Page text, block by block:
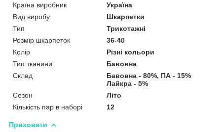
Країна виробник
Україна
Вид виробу
Шкарпетки
Тип
Трикотажні
Розмір шкарпеток
36-40
Колір
Різні кольори
Тип тканини
Бавовна
Склад
Бавовна - 80%, ПА - 15%
Лайкра - 5%
Сезон
Літо
Кількість пар в наборі
12
Приховати